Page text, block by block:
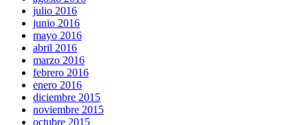
julio 2016
junio 2016
mayo 2016
abril 2016
marzo 2016
febrero 2016
enero 2016
diciembre 2015
noviembre 2015
octubre 2015